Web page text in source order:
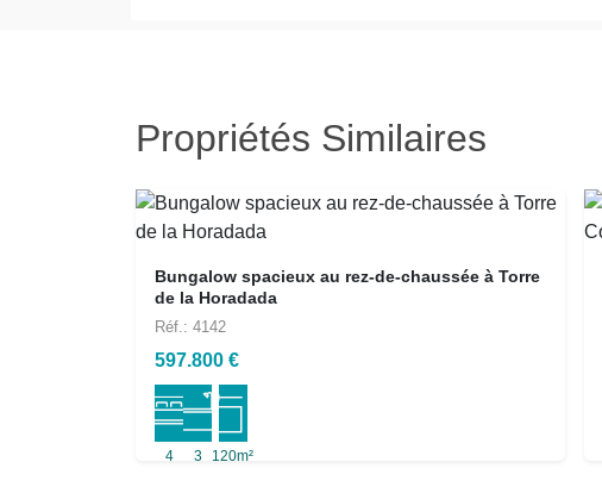
Propriétés Similaires
Bungalow spacieux au rez-de-chaussée à Torre
de la Horadada
Réf.: 4142
597.800 €
4 3 120m²